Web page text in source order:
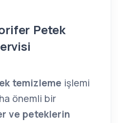
Petek
temizleme işlemi
önemli bir
ve peteklerin